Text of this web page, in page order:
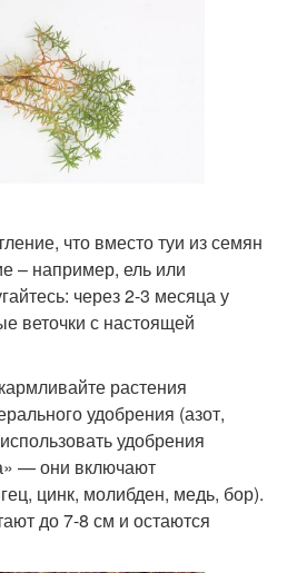
что вместо туи из семян
– например, ель или
через 2-3 месяца у
веточки с настоящей
растения
удобрения (азот,
удобрения
— они включают
цинк, молибден, медь, бор).
до 7-8 см и остаются